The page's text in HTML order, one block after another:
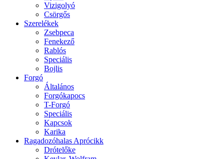
Vizigolyó
Csörgős
Szerelékek
Zsebpeca
Fenekező
Rablós
Speciális
Bojlis
Forgó
Általános
Forgókapocs
T-Forgó
Speciális
Kapcsok
Karika
Ragadozóhalas Aprócikk
Drótelőke